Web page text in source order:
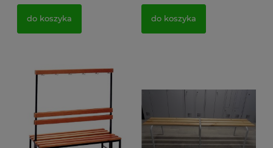
do koszyka do koszyka
3 298,00 zł